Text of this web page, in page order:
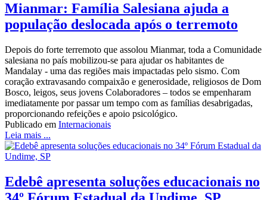
Mianmar: Família Salesiana ajuda a
população deslocada após o terremoto
Depois do forte terremoto que assolou Mianmar, toda a Comunidade
salesiana no país mobilizou-se para ajudar os habitantes de
Mandalay - uma das regiões mais impactadas pelo sismo. Com
coração extravasando compaixão e generosidade, religiosos de Dom
Bosco, leigos, seus jovens Colaboradores – todos se empenharam
imediatamente por passar um tempo com as famílias desabrigadas,
proporcionando refeições e apoio psicológico.
Publicado em Internacionais
Leia mais ...
Edebê apresenta soluções educacionais no